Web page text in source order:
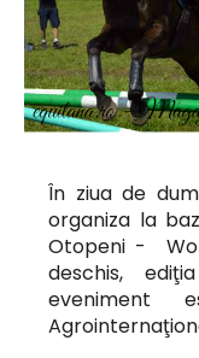
În ziua de
organiza la
Otopeni -
deschis,
eveniment